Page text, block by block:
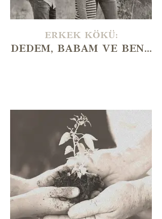
ERKEK KÖKÜ:
DEDEM, BABAM VE BEN...